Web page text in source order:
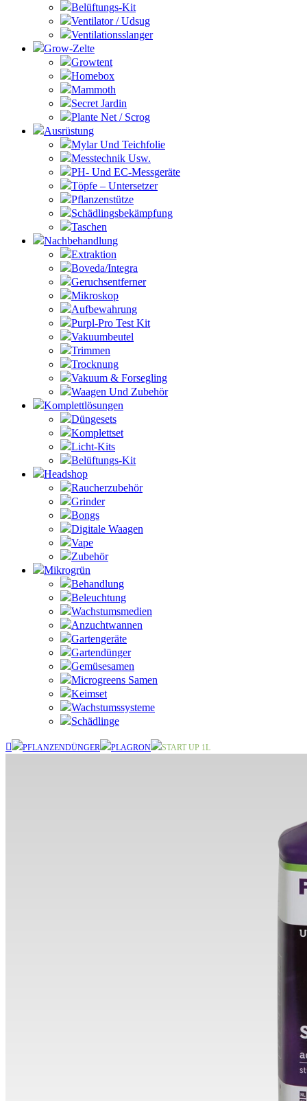
Belüftungs-Kit
Ventilator / Udsug
Ventilationsslanger
Grow-Zelte
Growtent
Homebox
Mammoth
Secret Jardin
Plante Net / Scrog
Ausrüstung
Mylar Und Teichfolie
Messtechnik Usw.
PH- Und EC-Messgeräte
Töpfe – Untersetzer
Pflanzenstütze
Schädlingsbekämpfung
Taschen
Nachbehandlung
Extraktion
Boveda/Integra
Geruchsentferner
Mikroskop
Aufbewahrung
Purpl-Pro Test Kit
Vakuumbeutel
Trimmen
Trocknung
Vakuum & Forsegling
Waagen Und Zubehör
Komplettlösungen
Düngesets
Komplettset
Licht-Kits
Belüftungs-Kit
Headshop
Raucherzubehör
Grinder
Bongs
Digitale Waagen
Vape
Zubehör
Mikrogrün
Behandlung
Beleuchtung
Wachstumsmedien
Anzuchtwannen
Gartengeräte
Gartendünger
Gemüsesamen
Microgreens Samen
Keimset
Wachstumssysteme
Schädlinge
PFLANZENDÜNGER PLAGRON START UP 1L